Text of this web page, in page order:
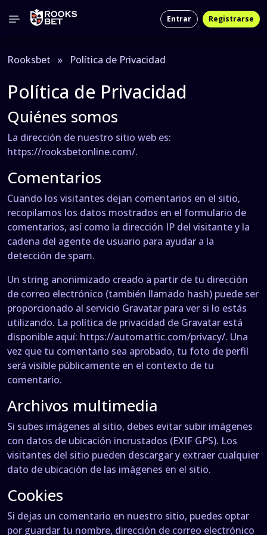
Entrar Registrarse
Rooksbet » Política de Privacidad
Política de Privacidad
Quiénes somos
La dirección de nuestro sitio web es:
https://rooksbetonline.com/.
Comentarios
Cuando los visitantes dejan comentarios en el sitio,
recopilamos los datos mostrados en el formulario de
comentarios, así como la dirección IP del visitante y la
cadena del agente de usuario para ayudar a la
detección de spam.
Un string anonimizado creado a partir de tu dirección
de correo electrónico (también llamado hash) puede ser
proporcionado al servicio Gravatar para ver si lo estás
utilizando. La política de privacidad de Gravatar está
disponible aquí: https://automattic.com/privacy/. Una
vez que tu comentario sea aprobado, tu foto de perfil
será visible públicamente en el contexto de tu
comentario.
Archivos multimedia
Si subes imágenes al sitio, debes evitar subir imágenes
con datos de ubicación incrustados (EXIF GPS). Los
visitantes del sitio pueden descargar y extraer cualquier
dato de ubicación de las imágenes en el sitio.
Cookies
Si dejas un comentario en nuestro sitio, puedes optar
por guardar tu nombre, dirección de correo electrónico